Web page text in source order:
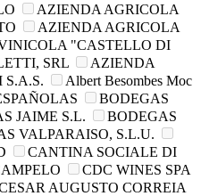
AZIENDA AGRICOLA
AZIENDA AGRIСOLA
"CASTELLO DI
SRL
AZIENDA
Albert Besombes Moc
BODEGAS
JAIME S.L.
BODEGAS
VALPARAISO, S.L.U.
CANTINA SOCIALE DI
CDC WINES SPA
AUGUSTO CORREIA